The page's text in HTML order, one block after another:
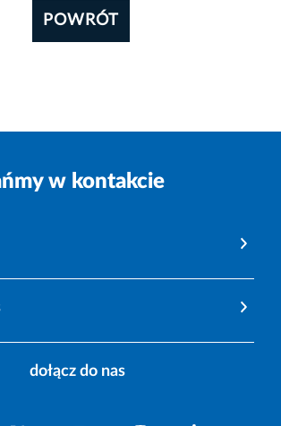
POWRÓT
w kontakcie
dołącz do nas